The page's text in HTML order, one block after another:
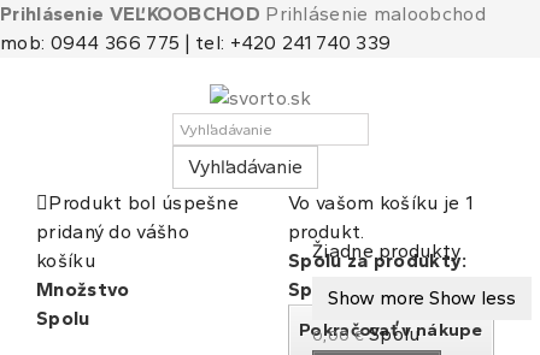
Prihlásenie VEĽKOOBCHOD Prihlásenie maloobchod
mob: 0944 366 775 | tel: +420 241 740 339
Vyhľadávanie
Košík
(prázdny)
Žiadne produkty
Show more Show less
0,00 € Spolu
Produkt bol úspešne
pridaný do vášho
košíku
Množstvo
Spolu
Vo vašom košíku je 1
produkt.
Spolu za produkty:
Spolu
Pokračovať v nákupe